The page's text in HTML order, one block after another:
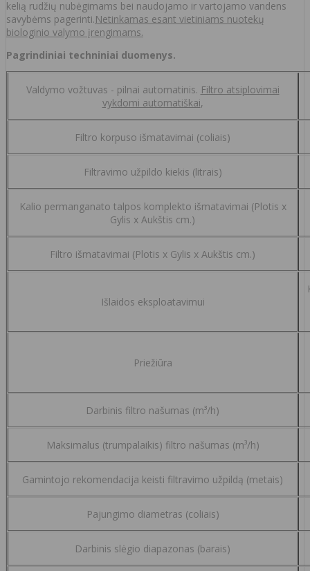
kelią rudžių nubėgimams bei naudojamo ir vartojamo vandens
savybėms pagerinti.Netinkamas esant vietiniams nuotekų
biologinio valymo įrengimams.
Pagrindiniai techniniai duomenys.
Valdymo vožtuvas - pilnai automatinis. Filtro atsiplovimai
vykdomi automatiškai,
Filtro korpuso išmatavimai (coliais)
Filtravimo užpildo kiekis (litrais)
Kalio permanganato talpos komplekto išmatavimai (Plotis x
Gylis x Aukštis cm.)
Filtro išmatavimai (Plotis x Gylis x Aukštis cm.)
Išlaidos eksploatavimui
Priežiūra
Darbinis filtro našumas (m³/h)
Maksimalus (trumpalaikis) filtro našumas (m³/h)
Gamintojo rekomendacija keisti filtravimo užpildą (metais)
Pajungimo diametras (coliais)
Darbinis slėgio diapazonas (barais)